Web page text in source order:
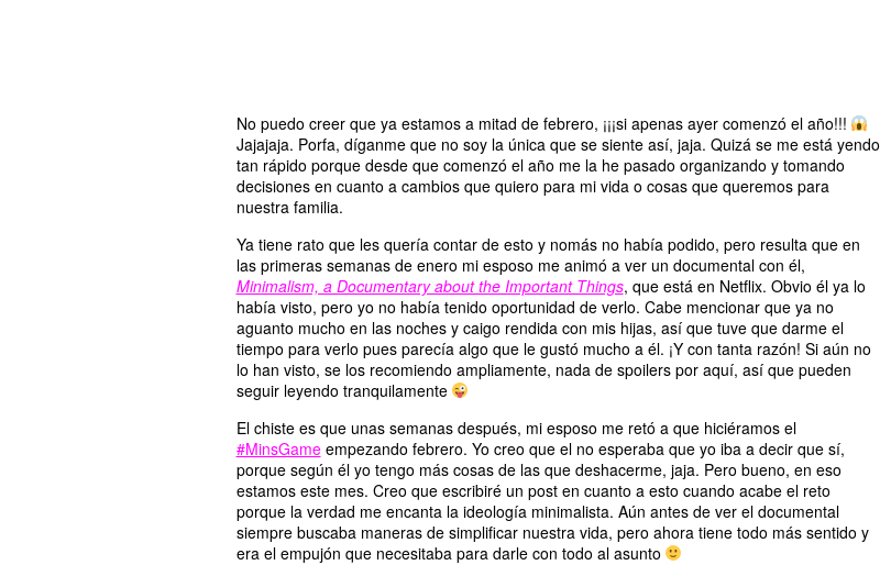
No puedo creer que ya estamos a mitad de febrero, ¡¡¡si apenas ayer comenzó el año!!!
Jajajaja. Porfa, díganme que no soy la única que se siente así, jaja. Quizá se me está yendo
tan rápido porque desde que comenzó el año me la he pasado organizando y tomando
decisiones en cuanto a cambios que quiero para mi vida o cosas que queremos para
nuestra familia.
Ya tiene rato que les quería contar de esto y nomás no había podido, pero resulta que en
las primeras semanas de enero mi esposo me animó a ver un documental con él,
Minimalism, a Documentary about the Important Things, que está en Netflix. Obvio él ya lo
había visto, pero yo no había tenido oportunidad de verlo. Cabe mencionar que ya no
aguanto mucho en las noches y caigo rendida con mis hijas, así que tuve que darme el
tiempo para verlo pues parecía algo que le gustó mucho a él. ¡Y con tanta razón! Si aún no
lo han visto, se los recomiendo ampliamente, nada de spoilers por aquí, así que pueden
seguir leyendo tranquilamente
El chiste es que unas semanas después, mi esposo me retó a que hiciéramos el
#MinsGame empezando febrero. Yo creo que el no esperaba que yo iba a decir que sí,
porque según él yo tengo más cosas de las que deshacerme, jaja. Pero bueno, en eso
estamos este mes. Creo que escribiré un post en cuanto a esto cuando acabe el reto
porque la verdad me encanta la ideología minimalista. Aún antes de ver el documental
siempre buscaba maneras de simplificar nuestra vida, pero ahora tiene todo más sentido y
era el empujón que necesitaba para darle con todo al asunto